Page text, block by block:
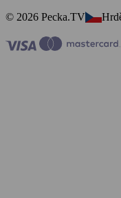
© 2026 Pecka.TV